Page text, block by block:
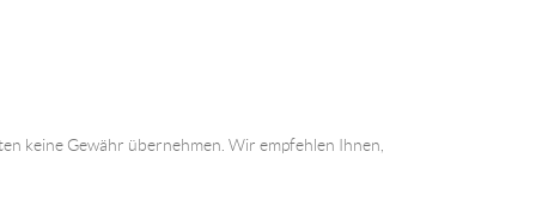
keine Gewähr übernehmen. Wir empfehlen Ihnen,